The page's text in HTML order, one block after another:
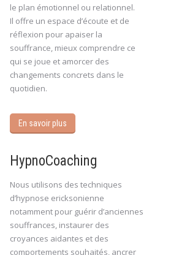
le plan émotionnel ou relationnel.
Il offre un espace d’écoute et de
réflexion pour apaiser la
souffrance, mieux comprendre ce
qui se joue et amorcer des
changements concrets dans le
quotidien.
En savoir plus
HypnoCoaching
Nous utilisons des techniques
d’hypnose ericksonienne
notamment pour guérir d’anciennes
souffrances, instaurer des
croyances aidantes et des
comportements souhaités, ancrer